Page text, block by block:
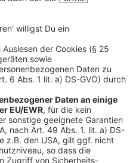
Schulze
könnt uns vorab wieder
an die
werden wir den